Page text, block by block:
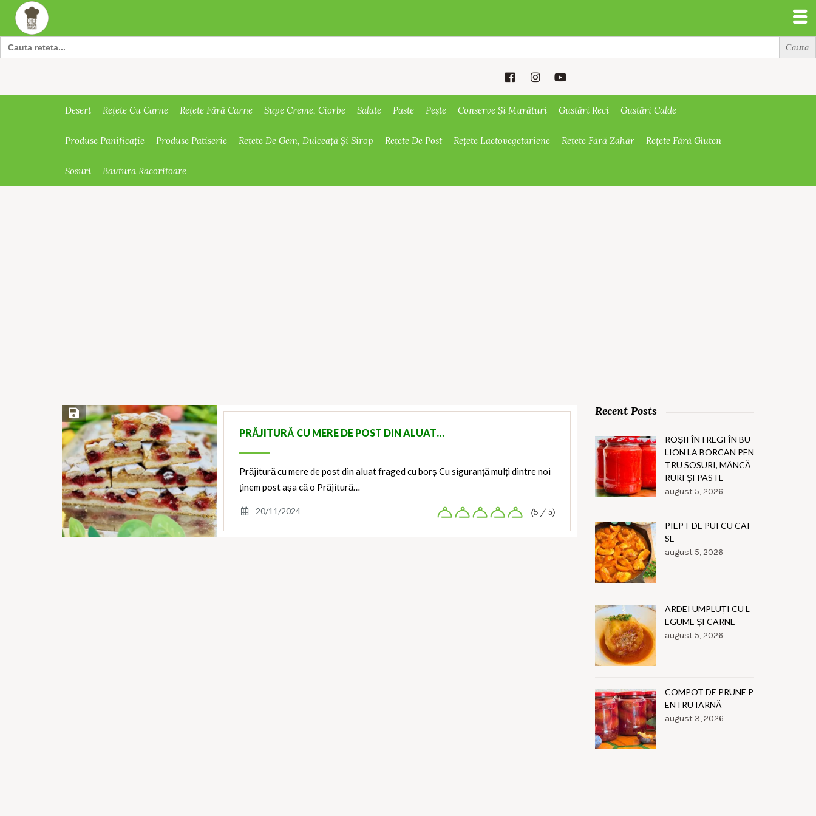
Search
for:
Desert Rețete Cu Carne Rețete Fără Carne Supe Creme, Ciorbe Salate Paste Pește Conserve Și Murături Gustări Reci Gustări Calde
Produse Panificație Produse Patiserie Rețete De Gem, Dulceață Și Sirop Rețete De Post Rețete Lactovegetariene Rețete Fără Zahăr Rețete Fără Gluten
Sosuri Bautura Racoritoare
Save Recipe
PRĂJITURĂ CU MERE DE POST DIN ALUAT…
Prăjitură cu mere de post din aluat fraged cu borș Cu siguranță mulți dintre noi
ținem post așa că o Prăjitură…
20/11/2024 (5 / 5)
Recent Posts
ROȘII ÎNTREGI ÎN BU
LION LA BORCAN PEN
TRU SOSURI, MÂNCĂ
RURI ȘI PASTE
august 5, 2026
PIEPT DE PUI CU CAI
SE
august 5, 2026
ARDEI UMPLUȚI CU L
EGUME ȘI CARNE
august 5, 2026
COMPOT DE PRUNE P
ENTRU IARNĂ
august 3, 2026